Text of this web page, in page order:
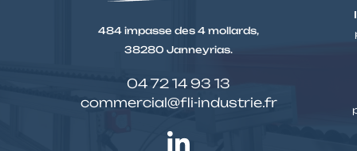
484 impasse des 4 mollards,
38280 Janneyrias.
04 72 14 93 13
commercial@fli-industrie.fr